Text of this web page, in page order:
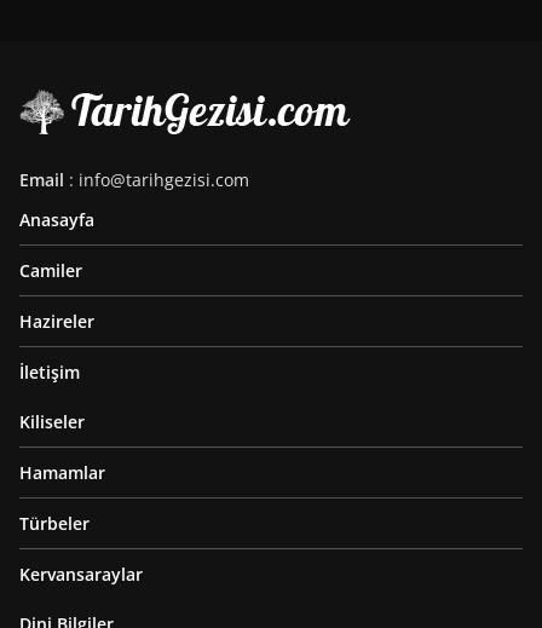
Email : info@tarihgezisi.com
Anasayfa
Camiler
Hazireler
İletişim
Kiliseler
Hamamlar
Türbeler
Kervansaraylar